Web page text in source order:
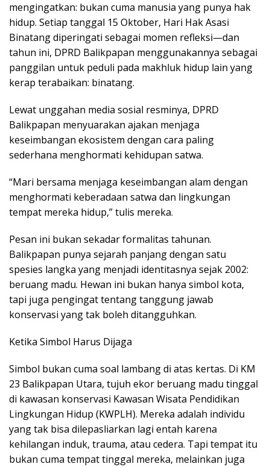
mengingatkan: bukan cuma manusia yang punya hak
hidup. Setiap tanggal 15 Oktober, Hari Hak Asasi
Binatang diperingati sebagai momen refleksi—dan
tahun ini, DPRD Balikpapan menggunakannya sebagai
panggilan untuk peduli pada makhluk hidup lain yang
kerap terabaikan: binatang.
Lewat unggahan media sosial resminya, DPRD
Balikpapan menyuarakan ajakan menjaga
keseimbangan ekosistem dengan cara paling
sederhana menghormati kehidupan satwa.
“Mari bersama menjaga keseimbangan alam dengan
menghormati keberadaan satwa dan lingkungan
tempat mereka hidup,” tulis mereka.
Pesan ini bukan sekadar formalitas tahunan.
Balikpapan punya sejarah panjang dengan satu
spesies langka yang menjadi identitasnya sejak 2002:
beruang madu. Hewan ini bukan hanya simbol kota,
tapi juga pengingat tentang tanggung jawab
konservasi yang tak boleh ditangguhkan.
Ketika Simbol Harus Dijaga
Simbol bukan cuma soal lambang di atas kertas. Di KM
23 Balikpapan Utara, tujuh ekor beruang madu tinggal
di kawasan konservasi Kawasan Wisata Pendidikan
Lingkungan Hidup (KWPLH). Mereka adalah individu
yang tak bisa dilepasliarkan lagi entah karena
kehilangan induk, trauma, atau cedera. Tapi tempat itu
bukan cuma tempat tinggal mereka, melainkan juga